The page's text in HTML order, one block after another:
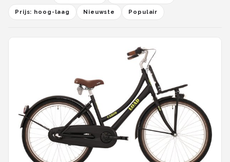
Prijs: hoog-laag Nieuwste Populair